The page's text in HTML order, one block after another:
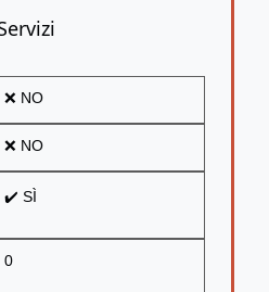
❌ NO
❌ NO
✔️ SÌ
0